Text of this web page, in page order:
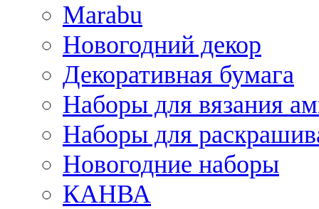
Marabu
Новогодний декор
Декоративная бумага
Наборы для вязания
Наборы для
Новогодние наборы
КАНВА